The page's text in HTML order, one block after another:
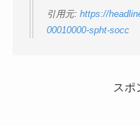
引用元: https://
00010000-spht-socc
スポ